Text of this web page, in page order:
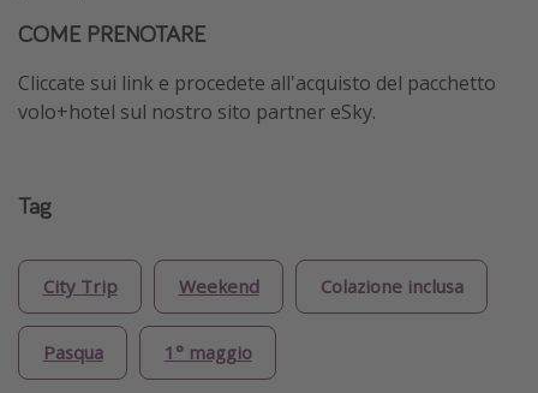
COME PRENOTARE
Cliccate sui link e procedete all'acquisto del pacchetto
volo+hotel sul nostro sito partner eSky.
Tag
City Trip Weekend Colazione inclusa
Pasqua 1° maggio